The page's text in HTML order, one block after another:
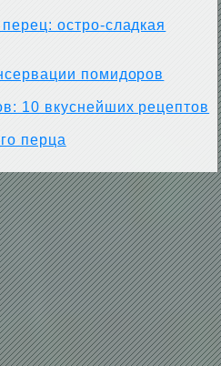
остро-сладкая
помидоров
10 вкуснейших рецептов
перца